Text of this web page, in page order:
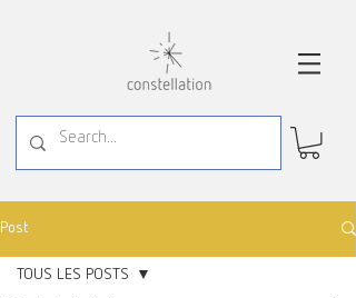
Post
TOUS LES POSTS